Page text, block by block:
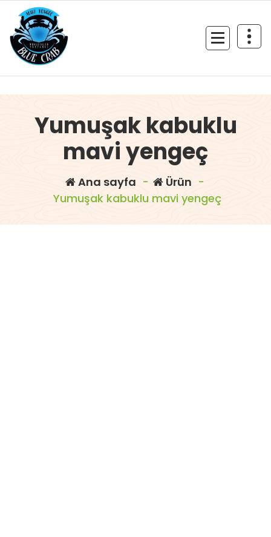
İçeriğe
Yumuşak kabuklu
mavi yengeç
Ana sayfa - Ürün -
Yumuşak kabuklu mavi yengeç